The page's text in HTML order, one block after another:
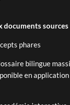
documents sources
phares
bilingue
en application